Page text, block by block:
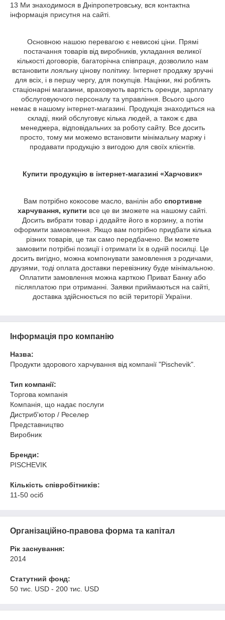
13 Ми знаходимося в Дніпропетровську, вся контактна
інформація присутня на сайті.
Основною нашою перевагою є невисокі ціни. Прямі
постачання товарів від виробників, укладання великої
кількості договорів, багаторічна співпраця, дозволило нам
встановити лояльну цінову політику. Інтернет продажу зручні
для всіх, і в першу чергу, для покупців. Націнки, які роблять
стаціонарні магазини, враховують вартість оренди, зарплату
обслуговуючого персоналу та управління. Всього цього
немає в нашому інтернет-магазині. Продукція знаходиться на
складі, який обслуговує кілька людей, а також є два
менеджера, відповідальних за роботу сайту. Все досить
просто, тому ми можемо встановити мінімальну маржу і
продавати продукцію з вигодою для своїх клієнтів.
Купити продукцію в інтернет-магазині «Харчовик»
Вам потрібно кокосове масло, ванілін або спортивне
харчування, купити все це ви зможете на нашому сайті.
Досить вибрати товар і додайте його в корзину, а потім
оформити замовлення. Якщо вам потрібно придбати кілька
різних товарів, це так само передбачено. Ви можете
замовити потрібні позиції і отримати їх в одній посилці. Це
досить вигідно, можна компонувати замовлення з родичами,
друзями, тоді оплата доставки перевізнику буде мінімальною.
Оплатити замовлення можна карткою Приват Банку або
післяплатою при отриманні. Заявки приймаються на сайті,
доставка здійснюється по всій території України.
Інформація про компанію
Назва:
Продукти здорового харчування від компанії "Pischevik".
Тип компанії:
Торгова компанія
Компанія, що надає послуги
Дистриб'ютор / Реселер
Представництво
Виробник
Бренди:
PISCHEVIK
Кількість співробітників:
11-50 осіб
Організаційно-правова форма та капітал
Рік заснування:
2014
Статутний фонд:
50 тис. USD - 200 тис. USD